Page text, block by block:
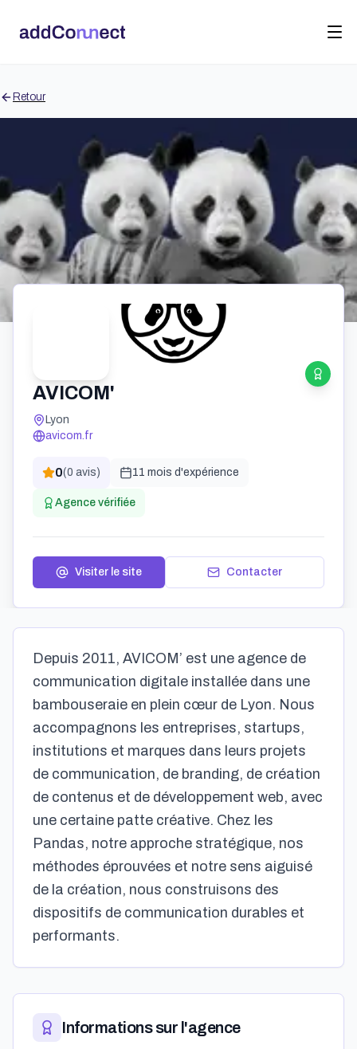
Retour
AVICOM'
Lyon
avicom.fr
0(0 avis) 11 mois d'expérience
Agence vérifiée
Visiter le site Contacter
Depuis 2011, AVICOM’ est une agence de
communication digitale installée dans une
bambouseraie en plein cœur de Lyon. Nous
accompagnons les entreprises, startups,
institutions et marques dans leurs projets
de communication, de branding, de création
de contenus et de développement web, avec
une certaine patte créative. Chez les
Pandas, notre approche stratégique, nos
méthodes éprouvées et notre sens aiguisé
de la création, nous construisons des
dispositifs de communication durables et
performants.
Informations sur l'agence